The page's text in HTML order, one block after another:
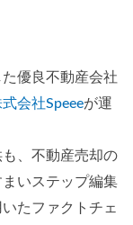
優良不動産会社
会社Speeeが運
、不動産売却の
いステップ編集
たファクトチェ